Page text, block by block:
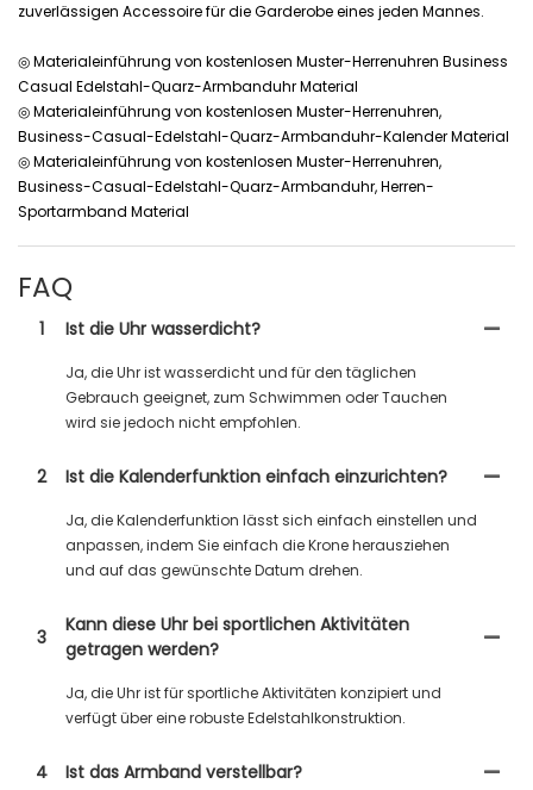
zuverlässigen Accessoire für die Garderobe eines jeden Mannes.
◎ Materialeinführung von kostenlosen Muster-Herrenuhren Business
Casual Edelstahl-Quarz-Armbanduhr Material
◎ Materialeinführung von kostenlosen Muster-Herrenuhren,
Business-Casual-Edelstahl-Quarz-Armbanduhr-Kalender Material
◎ Materialeinführung von kostenlosen Muster-Herrenuhren,
Business-Casual-Edelstahl-Quarz-Armbanduhr, Herren-
Sportarmband Material
FAQ
1 Ist die Uhr wasserdicht?
Ja, die Uhr ist wasserdicht und für den täglichen
Gebrauch geeignet, zum Schwimmen oder Tauchen
wird sie jedoch nicht empfohlen.
2 Ist die Kalenderfunktion einfach einzurichten?
Ja, die Kalenderfunktion lässt sich einfach einstellen und
anpassen, indem Sie einfach die Krone herausziehen
und auf das gewünschte Datum drehen.
3
Kann diese Uhr bei sportlichen Aktivitäten
getragen werden?
Ja, die Uhr ist für sportliche Aktivitäten konzipiert und
verfügt über eine robuste Edelstahlkonstruktion.
4 Ist das Armband verstellbar?